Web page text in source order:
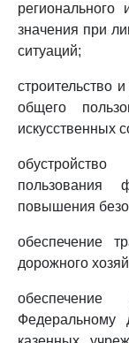
значения при
ситуаций;
строительство
общего
искусственных
пользования
повышения
обеспечение
дорожного
обеспечение
Федеральному